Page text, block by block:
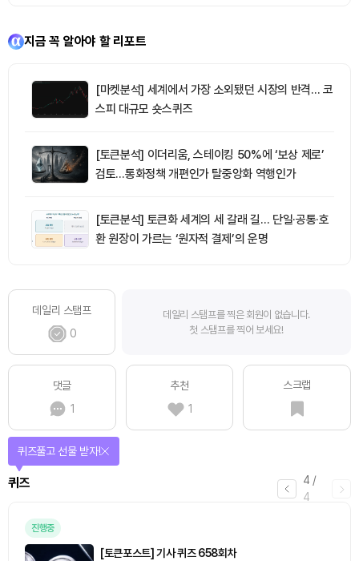
지금 꼭 알아야 할 리포트
[마켓분석] 세계에서 가장 소외됐던 시장의 반격… 코
스피 대규모 숏스퀴즈
[토큰분석] 이더리움, 스테이킹 50%에 ‘보상 제로’
검토…통화정책 개편인가 탈중앙화 역행인가
[토큰분석] 토큰화 세계의 세 갈래 길… 단일·공통·호
환 원장이 가르는 ‘원자적 결제’의 운명
데일리 스탬프
0
데일리 스탬프를 찍은 회원이 없습니다.
첫 스탬프를 찍어 보세요!
댓글
1
추천
1
스크랩
4 /
4
퀴즈
퀴즈풀고 선물 받자!
진행중
[토큰포스트] 기사 퀴즈 658회차